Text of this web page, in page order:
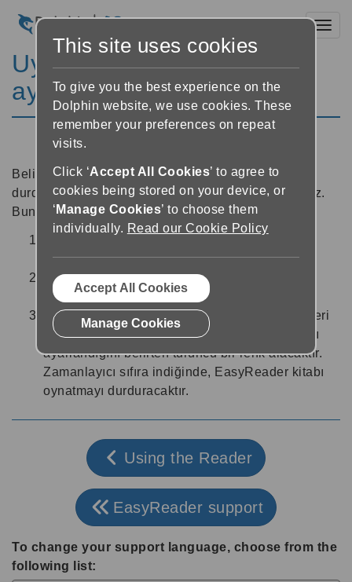
Uyku zamanlayıcısı
ayarlama
Belirlenen bir süre sonra EasyReader'ın oynatımını
durdurmak için uyku zamanlayıcısı ayarlayabilirsiniz.
Bunu yapmak için:
zamanlayıcısı" düğmesini seçin
Sağlanan seçenekleri kullanarak uyku
zamanlayıcı süresini ayarlayın.
Zamanlayıcı ayarladıktan sonra, Okuyucuya geri
döndürüleceksiniz. Uyku ikonu bir zamanlayıcı
ayarlandığını belirten turuncu bir renk alacaktır.
Zamanlayıcı sıfıra indiğinde, EasyReader kitabı
oynatmayı durduracaktır.
Using the Reader
EasyReader support
To change your support language, choose from the
following list:
This site uses cookies
To give you the best experience on the
Dolphin website, we use cookies. These
remember your preferences on repeat
visits.
Click ‘Accept All Cookies’ to agree to
cookies being stored on your device, or
‘ Manage Cookies’ to choose them
individually. Read our Cookie Policy
Accept All Cookies
Manage Cookies